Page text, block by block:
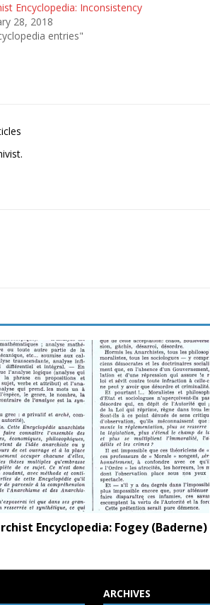
Encyclopedia: Inconsistency
28, 2018
entries"
Encyclopedia: Fogey (Baderne)
ARCHIVES